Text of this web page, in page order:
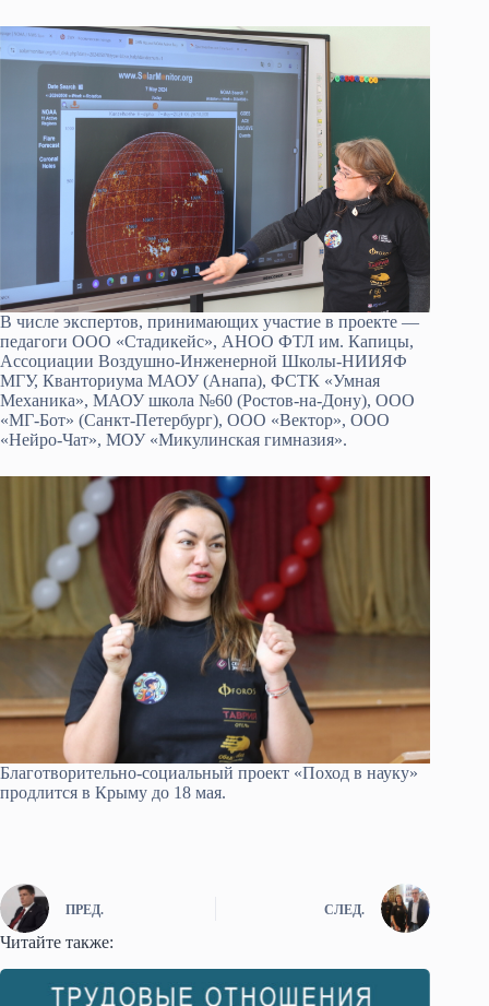
В числе экспертов, принимающих участие в проекте —
педагоги ООО «Стадикейс», АНОО ФТЛ им. Капицы,
Ассоциации Воздушно-Инженерной Школы-НИИЯФ
МГУ, Кванториума МАОУ (Анапа), ФСТК «Умная
Механика», МАОУ школа №60 (Ростов-на-Дону), ООО
«МГ-Бот» (Санкт-Петербург), ООО «Вектор», ООО
«Нейро-Чат», МОУ «Микулинская гимназия».
Благотворительно-социальный проект «Поход в науку»
продлится в Крыму до 18 мая.
ПРЕД. СЛЕД.
Читайте также: